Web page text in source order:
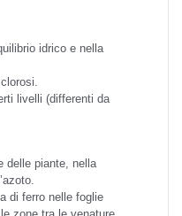
idrico e nella
livelli (differenti da
delle piante, nella
di ferro nelle foglie